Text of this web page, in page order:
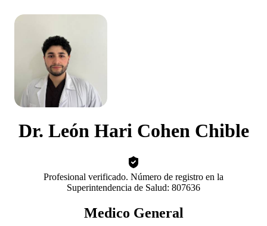
Dr. León Hari Cohen Chible
Profesional verificado. Número de registro en la
Superintendencia de Salud: 807636
Medico General